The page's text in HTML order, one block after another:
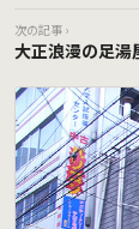
次の記事 ›
大正浪漫の足湯